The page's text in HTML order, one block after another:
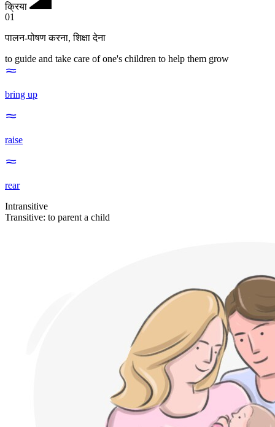
क्रिया
01
पालन-पोषण करना,शिक्षा देना
to guide and take care of one's children to help them grow
bring up
raise
rear
Intransitive
Transitive: to parent a child